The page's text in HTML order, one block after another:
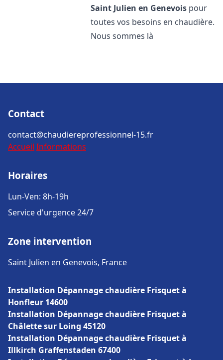
Saint Julien en Genevois pour
toutes vos besoins en chaudière.
Nous sommes là
Contact
contact@chaudiereprofessionnel-15.fr
Accueil Informations
Horaires
Lun-Ven: 8h-19h
Service d'urgence 24/7
Zone intervention
Saint Julien en Genevois, France
Installation Dépannage chaudière Frisquet à
Honfleur 14600
Installation Dépannage chaudière Frisquet à
Châlette sur Loing 45120
Installation Dépannage chaudière Frisquet à
Illkirch Graffenstaden 67400